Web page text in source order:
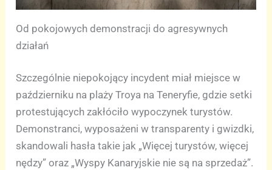
Od pokojowych demonstracji do agresywnych
działań
Szczególnie niepokojący incydent miał miejsce w
październiku na plaży Troya na Teneryfie, gdzie setki
protestujących zakłóciło wypoczynek turystów.
Demonstranci, wyposażeni w transparenty i gwizdki,
skandowali hasła takie jak „Więcej turystów, więcej
nędzy” oraz „Wyspy Kanaryjskie nie są na sprzedaż”.